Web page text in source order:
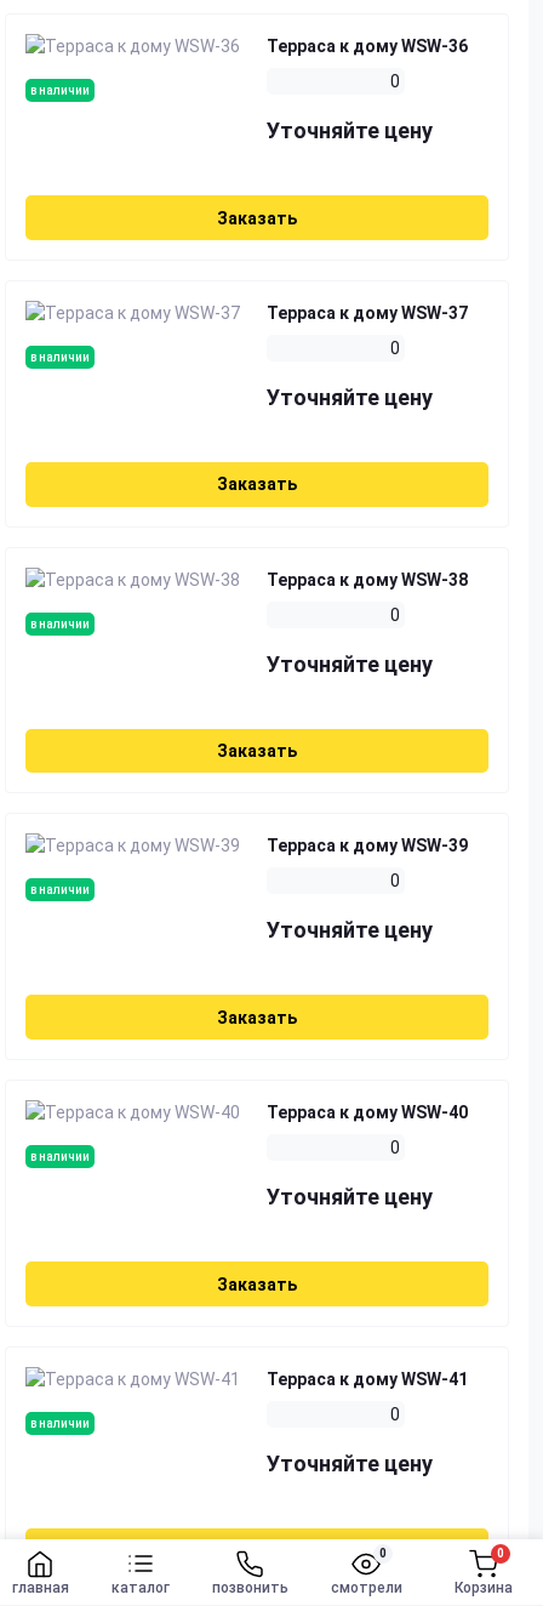
главная каталог смотрели
0
позвонить Корзина
0
Заказать
в наличии
Терраса к дому WSW-36
0
Уточняйте цену
Заказать
в наличии
Терраса к дому WSW-37
0
Уточняйте цену
Заказать
в наличии
Терраса к дому WSW-38
0
Уточняйте цену
Заказать
в наличии
Терраса к дому WSW-39
0
Уточняйте цену
Заказать
в наличии
Терраса к дому WSW-40
0
Уточняйте цену
Заказать
в наличии
Терраса к дому WSW-41
0
Уточняйте цену
Заказать